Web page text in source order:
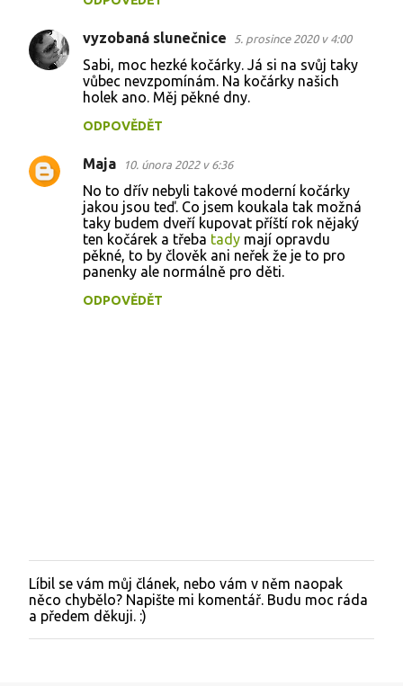
vyzobaná slunečnice 5. prosince 2020 v 4:00
Sabi, moc hezké kočárky. Já si na svůj taky
vůbec nevzpomínám. Na kočárky našich
holek ano. Měj pěkné dny.
ODPOVĚDĚT
Maja 10. února 2022 v 6:36
No to dřív nebyli takové moderní kočárky
jakou jsou teď. Co jsem koukala tak možná
taky budem dveří kupovat příští rok nějaký
ten kočárek a třeba tady mají opravdu
pěkné, to by člověk ani neřek že je to pro
panenky ale normálně pro děti.
ODPOVĚDĚT
O
k
o
m
Líbil se vám můj článek, nebo vám v něm naopak
něco chybělo? Napište mi komentář. Budu moc ráda
a předem děkuji. :)